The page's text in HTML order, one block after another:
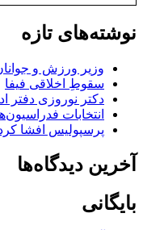
نوشته‌های تازه
وزیر ورزش و
سقوطِ اخلاقی فیفا
دکتر نوروزی دفتر
انتخابات
پرسپولیس افشا
آخرین دیدگاه‌ها
بایگانی